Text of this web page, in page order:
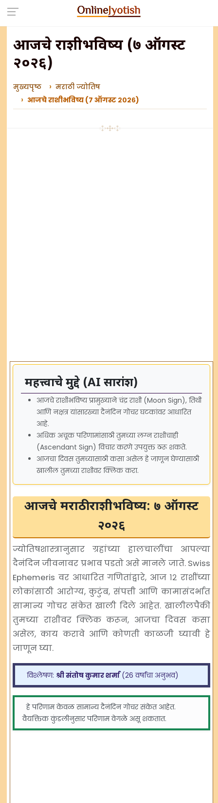
आजचे राशीभविष्य (७ ऑगस्ट
२०२६)
मुख्यपृष्ठ
मराठी ज्योतिष
आजचे राशीभविष्य (७ ऑगस्ट २०२६)
महत्त्वाचे मुद्दे (AI सारांश)
आजचे राशीभविष्य प्रामुख्याने चंद्र राशी (Moon Sign), तिथी
आणि नक्षत्र यांसारख्या दैनंदिन गोचर घटकांवर आधारित
आहे.
अधिक अचूक परिणामांसाठी तुमच्या लग्न राशीचाही
(Ascendant Sign) विचार करणे उपयुक्त ठरू शकते.
आजचा दिवस तुमच्यासाठी कसा असेल हे जाणून घेण्यासाठी
खालील तुमच्या राशीवर क्लिक करा.
आजचे मराठी राशीभविष्य: ७ ऑगस्ट
२०२६
ज्योतिषशास्त्रानुसार ग्रहांच्या हालचालींचा आपल्या
दैनंदिन जीवनावर प्रभाव पडतो असे मानले जाते. Swiss
Ephemeris वर आधारित गणितांद्वारे, आज १२ राशींच्या
लोकांसाठी आरोग्य, कुटुंब, संपत्ती आणि कामासंदर्भात
सामान्य गोचर संकेत खाली दिले आहेत. खालीलपैकी
तुमच्या राशीवर क्लिक करून, आजचा दिवस कसा
असेल, काय करावे आणि कोणती काळजी घ्यावी हे
जाणून घ्या.
विश्लेषण:श्री संतोष कुमार शर्मा(26 वर्षांचा अनुभव)
हे परिणाम केवळ सामान्य दैनंदिन गोचर संकेत आहेत.
वैयक्तिक कुंडलीनुसार परिणाम वेगळे असू शकतात.